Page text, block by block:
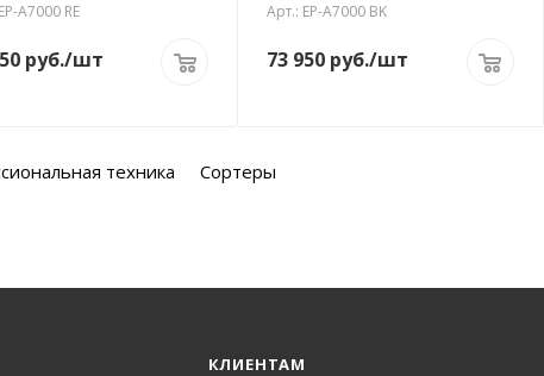
A7000 RE
руб./шт
Арт.: EP-A7000 BK
73 950 руб./шт
техника Сортеры
КЛИЕНТАМ